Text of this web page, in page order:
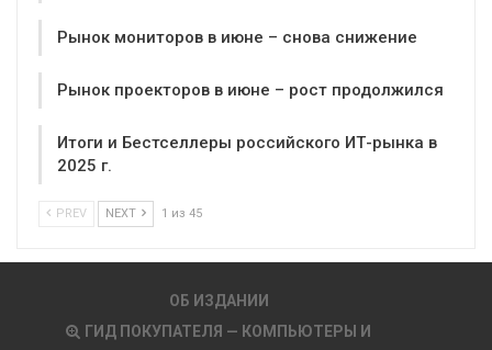
Рынок мониторов в июне – снова снижение
Рынок проекторов в июне – рост продолжился
Итоги и Бестселлеры российского ИТ-рынка в
2025 г.
PREV NEXT 1 из 45
ОБ ИЗДАНИИ
ГИД ПОКУПАТЕЛЯ — КОМПЬЮТЕРЫ И